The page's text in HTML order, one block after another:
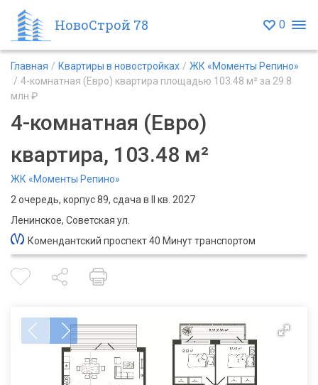
НовоСтрой 78 0
Главная Квартиры в новостройках
ЖК «Моменты Репино»
4-комнатная (Евро) квартира площадью 103.48 м² за 29.8
млн ₽
4-комнатная (Евро)
квартира, 103.48 м²
ЖК «Моменты Репино»
2 очередь, корпус 89, сдача в II кв. 2027
Ленинское, Советская ул.
Комендантский проспект 40 Минут транспортом